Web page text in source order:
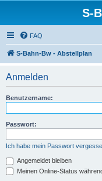
S-
FAQ
S-Bahn-Bw - Abstellplan
Anmelden
Benutzername:
Passwort:
Ich habe mein Passwort
Angemeldet bleiben
Meinen Online-Status